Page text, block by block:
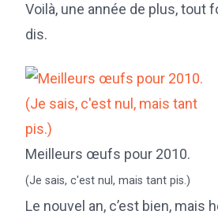
Voilà, une année de plus, tout
dis.
Meilleurs œufs pour 2010.
(Je sais, c'est nul, mais tant pis.)
Le nouvel an, c’est bien, mais